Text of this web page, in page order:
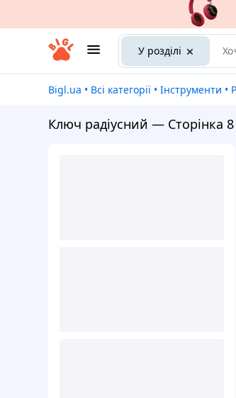
У розділі
Bigl.ua • Всі категорії • Інструменти •
Ключ радіусний — Сторінка 8